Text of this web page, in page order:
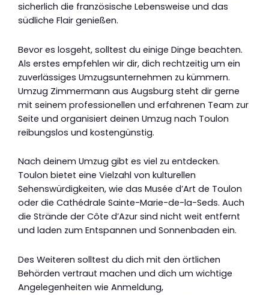
sicherlich die französische Lebensweise und das
südliche Flair genießen.
Bevor es losgeht, solltest du einige Dinge beachten.
Als erstes empfehlen wir dir, dich rechtzeitig um ein
zuverlässiges Umzugsunternehmen zu kümmern.
Umzug Zimmermann aus Augsburg steht dir gerne
mit seinem professionellen und erfahrenen Team zur
Seite und organisiert deinen Umzug nach Toulon
reibungslos und kostengünstig.
Nach deinem Umzug gibt es viel zu entdecken.
Toulon bietet eine Vielzahl von kulturellen
Sehenswürdigkeiten, wie das Musée d’Art de Toulon
oder die Cathédrale Sainte-Marie-de-la-Seds. Auch
die Strände der Côte d’Azur sind nicht weit entfernt
und laden zum Entspannen und Sonnenbaden ein.
Des Weiteren solltest du dich mit den örtlichen
Behörden vertraut machen und dich um wichtige
Angelegenheiten wie Anmeldung,